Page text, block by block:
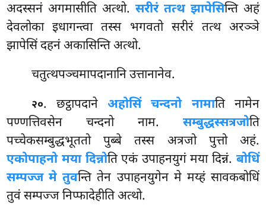
अदस्सनं अगमासीति अत्थो. सरीरं तत्थ झापेसिन्ति अहं
देवलोका इधागन्त्वा तस्स भगवतो सरीरं तत्थ अरञ्ञे
झापेसिं दहनं अकासिन्ति अत्थो.
चतुत्थपञ्चमापदानानि उत्तानानेव.
२०. छट्ठापदानेअहोसिं चन्दनो नामाति नामेन
पण्णत्तिवसेन चन्दनो नाम. सम्बुद्धस्सत्रजोति
पच्चेकसम्बुद्धभूततो पुब्बे तस्स अत्रजो पुत्तो अहं.
एकोपाहनो मया दिन्नोति एकं उपाहनयुगं मया दिन्नं. बोधिं
सम्पज्ज मे तुवन्ति तेन उपाहनयुगेन मे मय्हं सावकबोधिं
तुवं सम्पज्ज निप्फादेहीति अत्थो.